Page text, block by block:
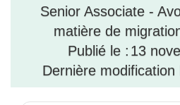
Senior Associate -
matière de
Publié le : 13
Dernière modification